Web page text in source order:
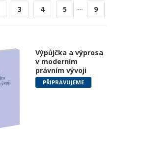
3 4 5 ... 9
Výpůjčka a výprosa
v moderním
právním vývoji
PŘIPRAVUJEME